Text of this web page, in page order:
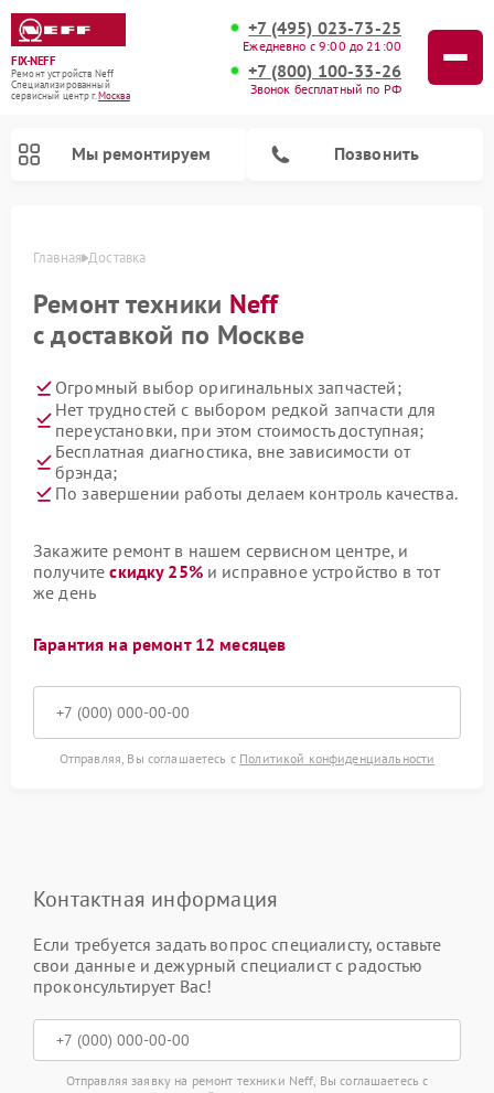
FIX-NEFF
Ремонт устройств Neff
Специализированный
cервисный центр г.Москва
+7 (495) 023-73-25
Ежедневно с 9:00 до 21:00
+7 (800) 100-33-26
Звонок бесплатный по РФ
Мы ремонтируем Позвонить
Главная Доставка
Ремонт техники Neff
с доставкой по Москве
Огромный выбор оригинальных запчастей;
Нет трудностей с выбором редкой запчасти для
переустановки, при этом стоимость доступная;
Бесплатная диагностика, вне зависимости от
брэнда;
По завершении работы делаем контроль качества.
Закажите ремонт в нашем сервисном центре, и
получитескидку 25%и исправное устройство в тот
же день
Гарантия на ремонт 12 месяцев
Отправляя, Вы соглашаетесь с Политикой конфиденциальности
Контактная информация
Если требуется задать вопрос специалисту, оставьте
свои данные и дежурный специалист с радостью
проконсультирует Вас!
Отправляя заявку на ремонт техники Neff, Вы соглашаетесь с